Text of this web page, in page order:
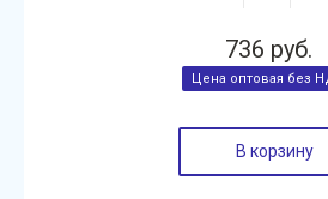
736 руб.
В корзину